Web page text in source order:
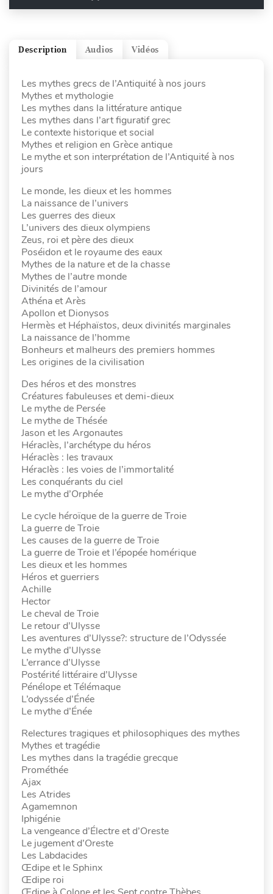
Vidéos
Audios
Description
Les mythes grecs de l’Antiquité à nos jours
Mythes et mythologie
Les mythes dans la littérature antique
Les mythes dans l’art figuratif grec
Le contexte historique et social
Mythes et religion en Grèce antique
Le mythe et son interprétation de l’Antiquité à nos
jours
Le monde, les dieux et les hommes
La naissance de l’univers
Les guerres des dieux
L’univers des dieux olympiens
Zeus, roi et père des dieux
Poséidon et le royaume des eaux
Mythes de la nature et de la chasse
Mythes de l’autre monde
Divinités de l’amour
Athéna et Arès
Apollon et Dionysos
Hermès et Héphaïstos, deux divinités marginales
La naissance de l’homme
Bonheurs et malheurs des premiers hommes
Les origines de la civilisation
Des héros et des monstres
Créatures fabuleuses et demi-dieux
Le mythe de Persée
Le mythe de Thésée
Jason et les Argonautes
Héraclès, l’archétype du héros
Héraclès : les travaux
Héraclès : les voies de l’immortalité
Les conquérants du ciel
Le mythe d’Orphée
Le cycle héroïque de la guerre de Troie
La guerre de Troie
Les causes de la guerre de Troie
La guerre de Troie et l’épopée homérique
Les dieux et les hommes
Héros et guerriers
Achille
Hector
Le cheval de Troie
Le retour d’Ulysse
Les aventures d’Ulysse?: structure de l’Odyssée
Le mythe d’Ulysse
L’errance d’Ulysse
Postérité littéraire d’Ulysse
Pénélope et Télémaque
L’odyssée d’Énée
Le mythe d’Énée
Relectures tragiques et philosophiques des mythes
Mythes et tragédie
Les mythes dans la tragédie grecque
Prométhée
Ajax
Les Atrides
Agamemnon
Iphigénie
La vengeance d’Électre et d’Oreste
Le jugement d’Oreste
Les Labdacides
Œdipe et le Sphinx
Œdipe roi